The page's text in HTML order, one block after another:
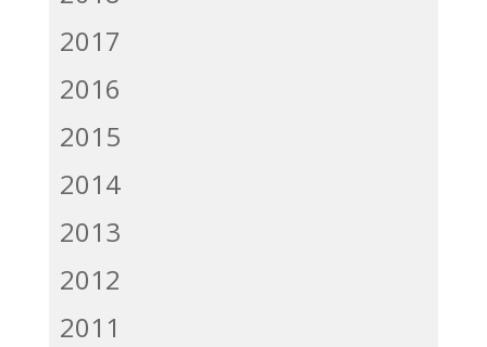
2017
2016
2015
2014
2013
2012
2011